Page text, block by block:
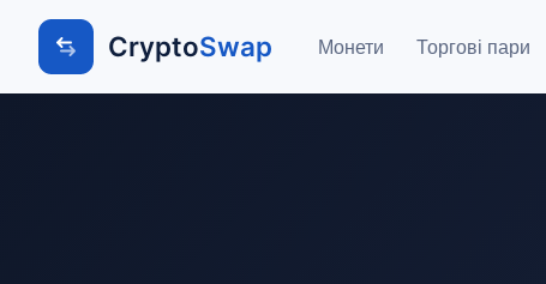
CryptoSwap Монети Торгові пари